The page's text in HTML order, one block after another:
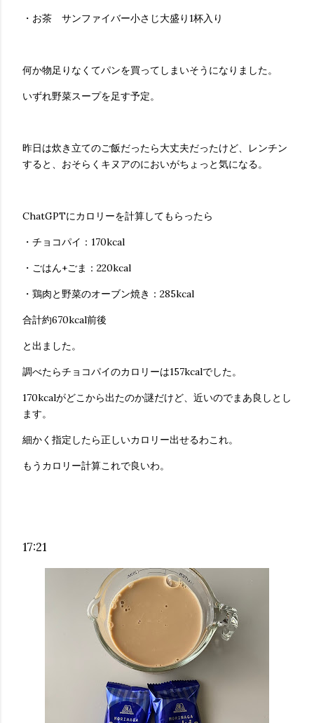
・お茶 サンファイバー小さじ大盛り1杯入り
何か物足りなくてパンを買ってしまいそうになりました。
いずれ野菜スープを足す予定。
昨日は炊き立てのご飯だったら大丈夫だったけど、レンチン
すると、おそらくキヌアのにおいがちょっと気になる。
ChatGPTにカロリーを計算してもらったら
・チョコパイ：170kcal
・ごはん+ごま：220kcal
・鶏肉と野菜のオーブン焼き：285kcal
合計約670kcal前後
と出ました。
調べたらチョコパイのカロリーは157kcalでした。
170kcalがどこから出たのか謎だけど、近いのでまあ良しとし
ます。
細かく指定したら正しいカロリー出せるわこれ。
もうカロリー計算これで良いわ。
17:21